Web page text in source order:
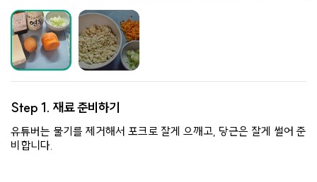
Step 1. 재료 준비하기
유튜버는 물기를 제거해서 포크로 잘게 으깨고, 당근은 잘게 썰어 준
비합니다.